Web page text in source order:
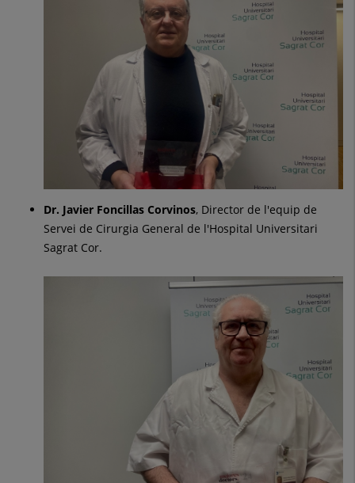
Dr. Javier Foncillas Corvinos, Director de l'equip de
Servei de Cirurgia General de l'Hospital Universitari
Sagrat Cor.